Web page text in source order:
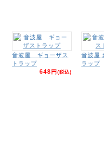
音波屋 ギョーザス
トラップ
648円(税込)
音波屋
ラップ